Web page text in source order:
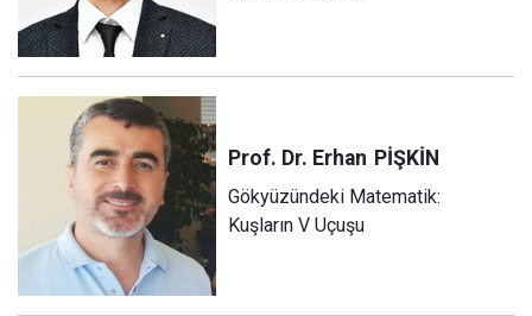
Prof. Dr. Erhan PİŞKİN
Gökyüzündeki Matematik:
Kuşların V Uçuşu